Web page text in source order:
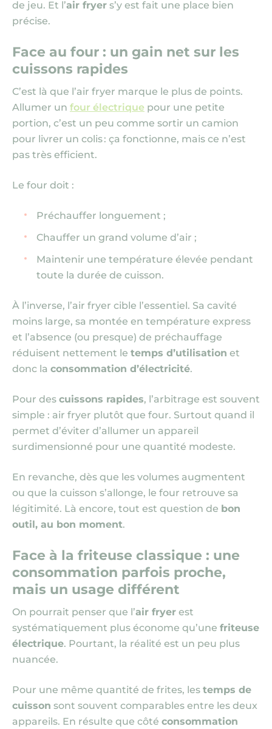
de jeu. Et l’air fryer s’y est fait une place bien
précise.
Face au four : un gain net sur les
cuissons rapides
C’est là que l’air fryer marque le plus de points.
Allumer un four électrique pour une petite
portion, c’est un peu comme sortir un camion
pour livrer un colis : ça fonctionne, mais ce n’est
pas très efficient.
Le four doit :
Préchauffer longuement ;
Chauffer un grand volume d’air ;
Maintenir une température élevée pendant
toute la durée de cuisson.
À l’inverse, l’air fryer cible l’essentiel. Sa cavité
moins large, sa montée en température express
et l’absence (ou presque) de préchauffage
réduisent nettement le temps d’utilisation et
donc la consommation d’électricité.
Pour des cuissons rapides, l’arbitrage est souvent
simple : air fryer plutôt que four. Surtout quand il
permet d’éviter d’allumer un appareil
surdimensionné pour une quantité modeste.
En revanche, dès que les volumes augmentent
ou que la cuisson s’allonge, le four retrouve sa
légitimité. Là encore, tout est question de bon
outil, au bon moment.
Face à la friteuse classique : une
consommation parfois proche,
mais un usage différent
On pourrait penser que l’air fryer est
systématiquement plus économe qu’une friteuse
électrique. Pourtant, la réalité est un peu plus
nuancée.
Pour une même quantité de frites, les temps de
cuisson sont souvent comparables entre les deux
appareils. En résulte que côté consommation